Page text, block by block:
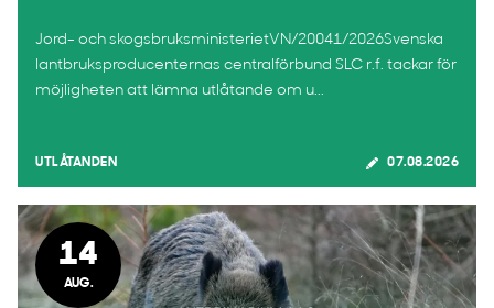
Jord- och skogsbruksministerietVN/20041/2026Svenska
lantbruksproducenternas centralförbund SLC r.f. tackar för
möjligheten att lämna utlåtande om u...
UTLÅTANDEN 07.08.2026
14
AUG.